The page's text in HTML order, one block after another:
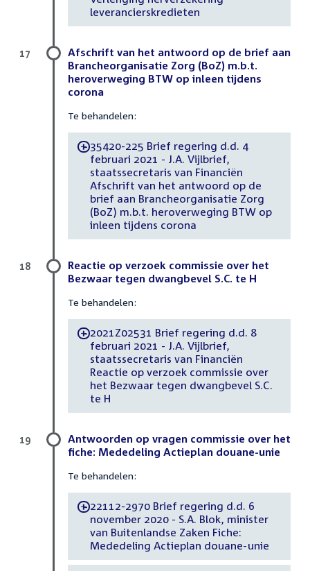
leverancierskredieten
Afschrift van het antwoord op de brief aan
Brancheorganisatie Zorg (BoZ) m.b.t.
heroverweging BTW op inleen tijdens
corona
Te behandelen:
-35420-225 Brief regering d.d. 4
februari 2021 - J.A. Vijlbrief,
staatssecretaris van Financiën
Afschrift van het antwoord op de
brief aan Brancheorganisatie Zorg
(BoZ) m.b.t. heroverweging BTW op
inleen tijdens corona
17
Reactie op verzoek commissie over het
Bezwaar tegen dwangbevel S.C. te H
Te behandelen:
-2021Z02531 Brief regering d.d. 8
februari 2021 - J.A. Vijlbrief,
staatssecretaris van Financiën
Reactie op verzoek commissie over
het Bezwaar tegen dwangbevel S.C.
te H
18
Antwoorden op vragen commissie over het
fiche: Mededeling Actieplan douane-unie
Te behandelen:
-22112-2970 Brief regering d.d. 6
november 2020 - S.A. Blok, minister
van Buitenlandse Zaken Fiche:
Mededeling Actieplan douane-unie
19